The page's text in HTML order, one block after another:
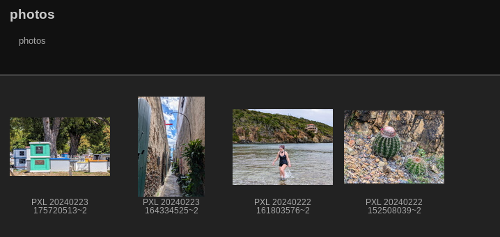
photos
photos
PXL 20240223
175720513~2
PXL 20240223
164334525~2
PXL 20240222
161803576~2
PXL 20240222
152508039~2